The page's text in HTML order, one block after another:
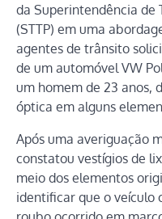
da Superintendência de
(STTP) em uma
agentes de trânsito
de um automóvel VW
um homem de 23 anos,
óptica em alguns
Após uma averiguação
constatou vestígios de
meio dos elementos
identificar que o veículo